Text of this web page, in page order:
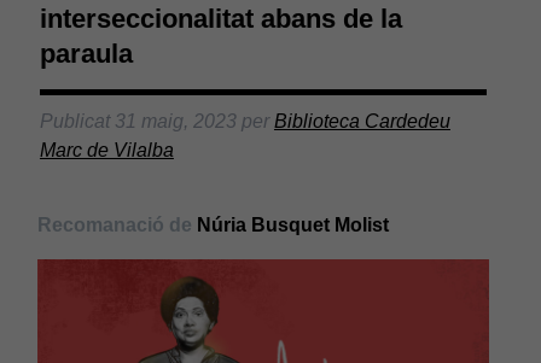
interseccionalitat abans de la
paraula
Publicat 31 maig, 2023perBiblioteca Cardedeu
Marc de Vilalba
Recomanació de Núria Busquet Molist